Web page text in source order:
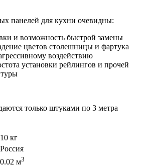
панелей для кухни очевидны:
и возможность быстрой замены
цветов столешницы и фартука
воздействию
установки рейлингов и прочей
только штуками по 3 метра
10 кг
Россия
0.02 м3